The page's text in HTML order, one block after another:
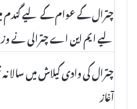
چترال کے عوام کے لیے
لیے ایم این اے چترالی نے
چترال کی وادی کیلاش میں
آغاز